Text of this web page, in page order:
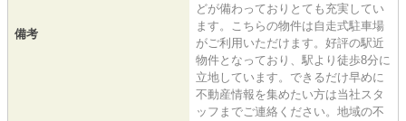
備考
どが備わっておりとても充実してい
ます。こちらの物件は自走式駐車場
がご利用いただけます。好評の駅近
物件となっており、駅より徒歩8分に
立地しています。できるだけ早めに
不動産情報を集めたい方は当社スタ
ッフまでご連絡ください。地域の不